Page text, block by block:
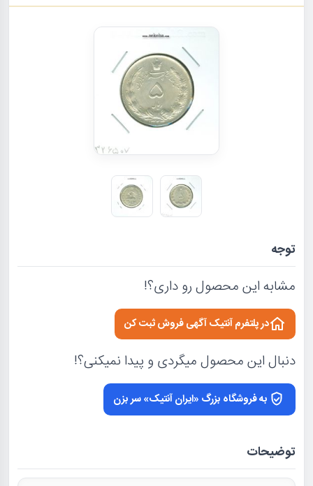
توجه
مشابه این محصول رو داری؟!
در پلتفرم آنتیک آگهی فروش ثبت کن
دنبال این محصول میگردی و پیدا نمیکنی؟!
به فروشگاه بزرگ «ایران آنتیک» سر بزن
توضیحات